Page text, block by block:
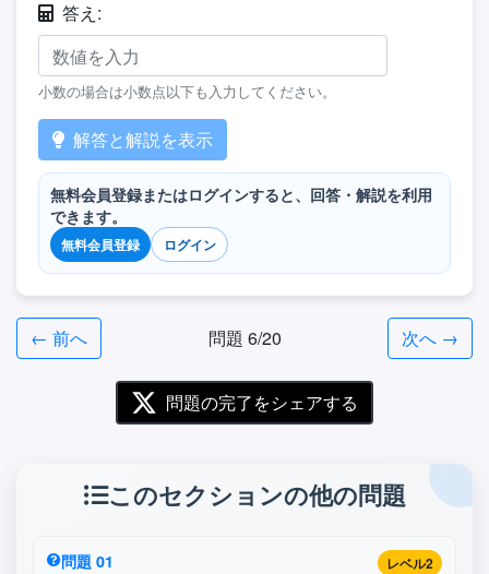
答え:
小数の場合は小数点以下も入力してください。
解答と解説を表示
無料会員登録またはログインすると、回答・解説を利用
できます。
無料会員登録 ログイン
← 前へ 問題 6/20 次へ →
問題の完了をシェアする
このセクションの他の問題
レベル2
問題 01